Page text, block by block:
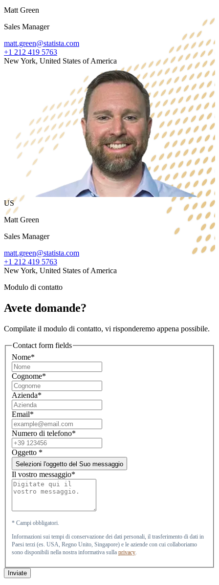
Matt Green
Sales Manager
matt.green@statista.com
+1 212 419 5763
New York, United States of America
US
Matt Green
Sales Manager
matt.green@statista.com
+1 212 419 5763
New York, United States of America
Modulo di contatto
Avete domande?
Compilate il modulo di contatto, vi risponderemo appena possibile.
Contact form fields
Nome*
Cognome*
Azienda*
Email*
Numero di telefono*
Oggetto *
Selezioni l'oggetto del Suo messaggio
Il vostro messaggio*
* Campi obbligatori.
Informazioni sui tempi di conservazione dei dati personali, il trasferimento di dati in
Paesi terzi (es. USA, Regno Unito, Singapore) e le aziende con cui collaboriamo
sono disponibili nella nostra informativa sulla privacy
Inviate